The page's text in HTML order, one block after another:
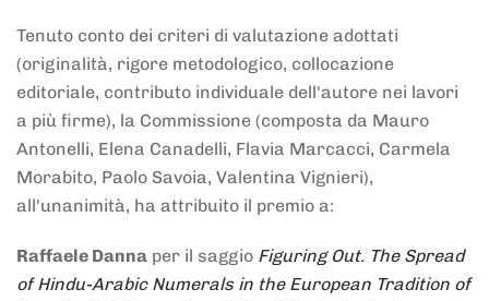
Tenuto conto dei criteri di valutazione adottati
(originalità, rigore metodologico, collocazione
editoriale, contributo individuale dell'autore nei lavori
a più firme), la Commissione (composta da Mauro
Antonelli, Elena Canadelli, Flavia Marcacci, Carmela
Morabito, Paolo Savoia, Valentina Vignieri),
all'unanimità, ha attribuito il premio a:
Raffaele Danna per il saggio Figuring Out. The Spread
of Hindu-Arabic Numerals in the European Tradition of